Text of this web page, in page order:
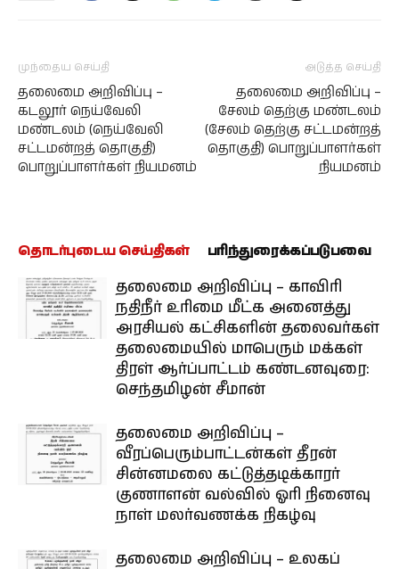
முந்தைய செய்தி
தலைமை அறிவிப்பு –
கடலூர் நெய்வேலி
மண்டலம் (நெய்வேலி
சட்டமன்றத் தொகுதி)
பொறுப்பாளர்கள் நியமனம்
அடுத்த செய்தி
தலைமை அறிவிப்பு –
சேலம் தெற்கு மண்டலம்
(சேலம் தெற்கு சட்டமன்றத்
தொகுதி) பொறுப்பாளர்கள்
நியமனம்
தொடர்புடைய செய்திகள் பரிந்துரைக்கப்படுபவை
தலைமை அறிவிப்பு – காவிரி
நதிநீர் உரிமை மீட்க அனைத்து
அரசியல் கட்சிகளின் தலைவர்கள்
தலைமையில் மாபெரும் மக்கள்
திரள் ஆர்ப்பாட்டம் கண்டனவுரை:
செந்தமிழன் சீமான்
தலைமை அறிவிப்பு –
வீரப்பெரும்பாட்டன்கள் தீரன்
சின்னமலை கட்டுத்தடிக்காரர்
குணாளன் வல்வில் ஓரி நினைவு
நாள் மலர்வணக்க நிகழ்வு
தலைமை அறிவிப்பு – உலகப்